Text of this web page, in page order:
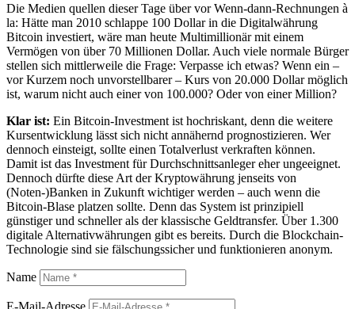
Die Medien quellen dieser Tage über vor Wenn-dann-Rechnungen à
la: Hätte man 2010 schlappe 100 Dollar in die Digitalwährung
Bitcoin investiert, wäre man heute Multimillionär mit einem
Vermögen von über 70 Millionen Dollar. Auch viele normale Bürger
stellen sich mittlerweile die Frage: Verpasse ich etwas? Wenn ein –
vor Kurzem noch unvorstellbarer – Kurs von 20.000 Dollar möglich
ist, warum nicht auch einer von 100.000? Oder von einer Million?
Klar ist: Ein Bitcoin-Investment ist hochriskant, denn die weitere
Kursentwicklung lässt sich nicht annähernd prognostizieren. Wer
dennoch einsteigt, sollte einen Totalverlust verkraften können.
Damit ist das Investment für Durchschnittsanleger eher ungeeignet.
Dennoch dürfte diese Art der Kryptowährung jenseits von
(Noten-)Banken in Zukunft wichtiger werden – auch wenn die
Bitcoin-Blase platzen sollte. Denn das System ist prinzipiell
günstiger und schneller als der klassische Geldtransfer. Über 1.300
digitale Alternativwährungen gibt es bereits. Durch die Blockchain-
Technologie sind sie fälschungssicher und funktionieren anonym.
Name
E-Mail-Adresse